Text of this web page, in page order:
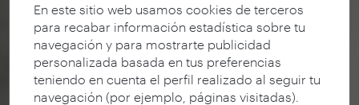
En este sitio web usamos cookies de terceros
para recabar información estadística sobre tu
navegación y para mostrarte publicidad
personalizada basada en tus preferencias
teniendo en cuenta el perfil realizado al seguir tu
navegación (por ejemplo, páginas visitadas).